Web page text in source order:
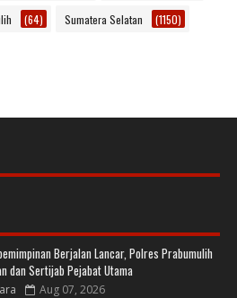
(64) Sumatera Selatan (1150)
Berjalan Lancar, Polres Prabumulih
dan Sertijab Pejabat Utama
Aug 07, 2026